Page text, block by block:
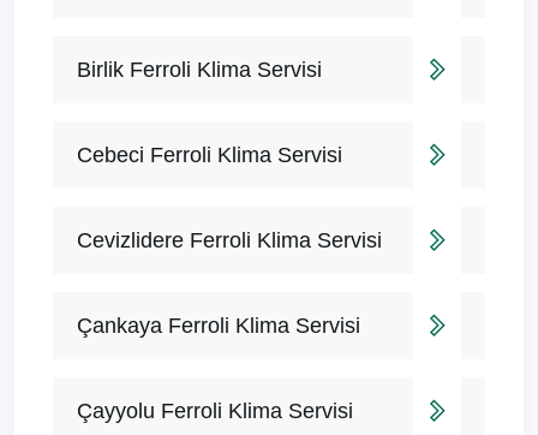
Birlik Ferroli Klima Servisi
Cebeci Ferroli Klima Servisi
Cevizlidere Ferroli Klima Servisi
Çankaya Ferroli Klima Servisi
Çayyolu Ferroli Klima Servisi